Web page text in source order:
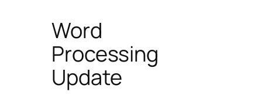
Word
Processing
Update